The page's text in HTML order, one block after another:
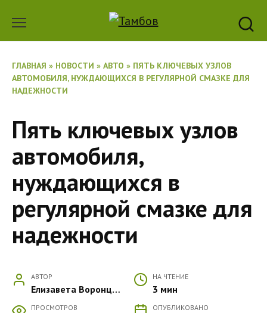
содержанию
ГЛАВНАЯ » НОВОСТИ » АВТО » ПЯТЬ КЛЮЧЕВЫХ УЗЛОВ
АВТОМОБИЛЯ, НУЖДАЮЩИХСЯ В РЕГУЛЯРНОЙ СМАЗКЕ ДЛЯ
НАДЕЖНОСТИ
Пять ключевых узлов
автомобиля,
нуждающихся в
регулярной смазке для
надежности
АВТОР
Елизавета Воронцова
НА ЧТЕНИЕ
3 мин
ПРОСМОТРОВ ОПУБЛИКОВАНО